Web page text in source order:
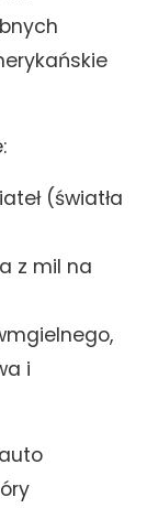
(światła
z mil na
i